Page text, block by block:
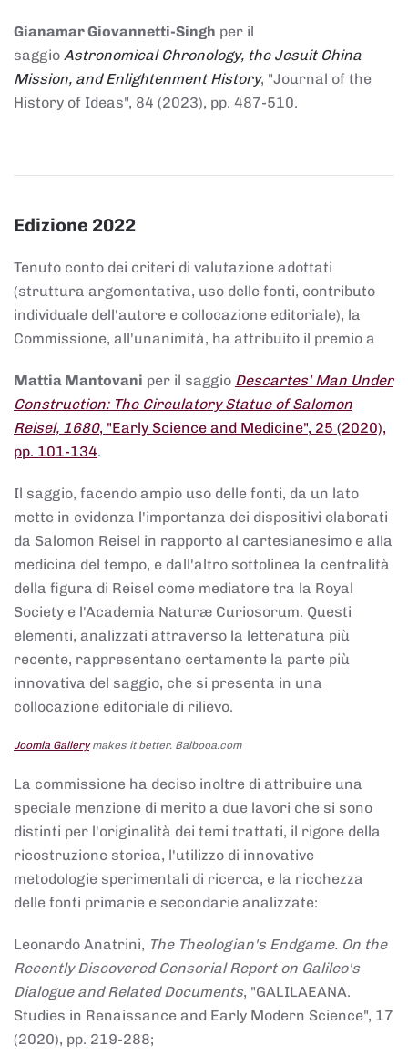
Gianamar Giovannetti-Singh per il
saggio Astronomical Chronology, the Jesuit China
Mission, and Enlightenment History, "Journal of the
History of Ideas", 84 (2023), pp. 487-510.
Edizione 2022
Tenuto conto dei criteri di valutazione adottati
(struttura argomentativa, uso delle fonti, contributo
individuale dell'autore e collocazione editoriale), la
Commissione, all'unanimità, ha attribuito il premio a
Mattia Mantovani per il saggio Descartes' Man Under
Construction: The Circulatory Statue of Salomon
Reisel, 1680, "Early Science and Medicine", 25 (2020),
pp. 101-134.
Il saggio, facendo ampio uso delle fonti, da un lato
mette in evidenza l'importanza dei dispositivi elaborati
da Salomon Reisel in rapporto al cartesianesimo e alla
medicina del tempo, e dall'altro sottolinea la centralità
della figura di Reisel come mediatore tra la Royal
Society e l'Academia Naturæ Curiosorum. Questi
elementi, analizzati attraverso la letteratura più
recente, rappresentano certamente la parte più
innovativa del saggio, che si presenta in una
collocazione editoriale di rilievo.
Joomla Gallerymakes it better. Balbooa.com
La commissione ha deciso inoltre di attribuire una
speciale menzione di merito a due lavori che si sono
distinti per l'originalità dei temi trattati, il rigore della
ricostruzione storica, l'utilizzo di innovative
metodologie sperimentali di ricerca, e la ricchezza
delle fonti primarie e secondarie analizzate:
Leonardo Anatrini, The Theologian's Endgame. On the
Recently Discovered Censorial Report on Galileo's
Dialogue and Related Documents, "GALILAEANA.
Studies in Renaissance and Early Modern Science", 17
(2020), pp. 219-288;